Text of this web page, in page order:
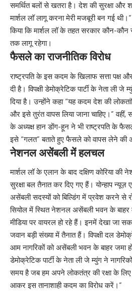
समर्थित बलों से खतरा है। देश की सुरक्षा और
मार्शल लॉ लागू करना मेरी मजबूरी बन गई
किया कि मार्शल लॉ के तहत सरकार कौन-
तक लागू रहेगा।
फैसले का राजनीतिक विरोध
राष्ट्रपति के इस कदम के खिलाफ सत्ता पक्ष और
दी है। विपक्षी डेमोक्रेटिक पार्टी के नेता ली
दिया है। उन्होंने कहा “यह कदम देश की
और इसे तुरंत वापस लिया जाना चाहिए।” वहीं,
के अध्यक्ष हान डोंग-हून ने भी राष्ट्रपति के
इसे “गलत” बताते हुए फैसले को वापस लेने की
नेशनल असेंबली में हलचल
मार्शल लॉ के एलान के बाद दक्षिण कोरिया
सुरक्षा बल तैनात कर दिए गए हैं। योन्हाप न्यूज़
असेंबली सदस्यों को बिल्डिंग में प्रवेश करने से
सियोल में स्थित नेशनल असेंबली भवन के बाहर
मीडिया पर वायरल हो रहे हैं। इनमें देखा जा
जवान बड़ी संख्या में तैनात हैं। विपक्षी दल
आम नागरिकों को असेंबली भवन के बाहर जमा
डेमोक्रेटिक पार्टी के नेता ली जे म्युंग ने
समय है जब हम अपने लोकतंत्र की रक्षा के
आकर इस तानाशाही कदम का विरोध करें।”